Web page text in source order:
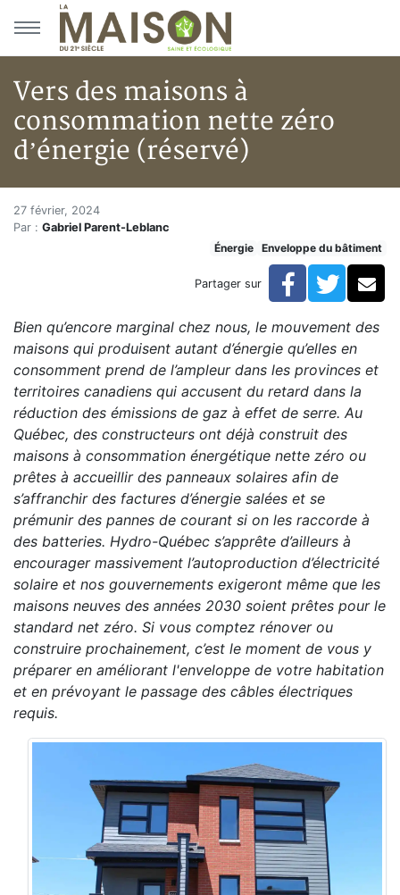
Aller au menu principal
Aller au contenu principal
Vers des maisons à
consommation nette zéro
d’énergie (réservé)
Accueil
Articles
Vers des maisons à consommation nette zéro
Vers des maisons à
27 février, 2024
Par : Gabriel Parent-Leblanc
Énergie
Enveloppe du bâtiment
Partager sur Facebook
Bien qu’encore marginal chez nous, le mouvement des
maisons qui produisent autant d’énergie qu’elles en
consomment prend de l’ampleur dans les provinces et
territoires canadiens qui accusent du retard dans la
réduction des émissions de gaz à effet de serre. Au
Québec, des constructeurs ont déjà construit des
maisons à consommation énergétique nette zéro ou
prêtes à accueillir des panneaux solaires afin de
s’affranchir des factures d’énergie salées et se
prémunir des pannes de courant si on les raccorde à
des batteries. Hydro-Québec s’apprête d’ailleurs à
encourager massivement l’autoproduction d’électricité
solaire et nos gouvernements exigeront même que les
maisons neuves des années 2030 soient prêtes pour le
standard net zéro. Si vous comptez rénover ou
construire prochainement, c’est le moment de vous y
préparer en améliorant l'enveloppe de votre habitation
et en prévoyant le passage des câbles électriques
requis.